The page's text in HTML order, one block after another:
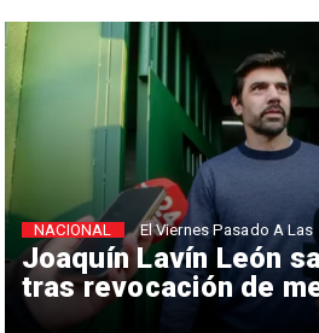
Joaquín Lavín León
tras revocación de
NACIONAL El Viernes Pasado A Las